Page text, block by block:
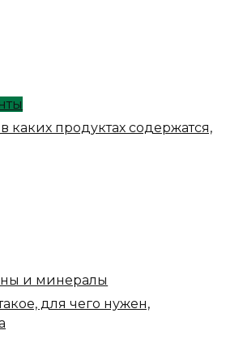
каких продуктах содержатся,
и минералы
для чего нужен,